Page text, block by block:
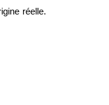
réelle.